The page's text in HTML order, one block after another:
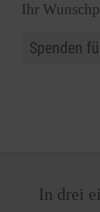
Ihr
In drei